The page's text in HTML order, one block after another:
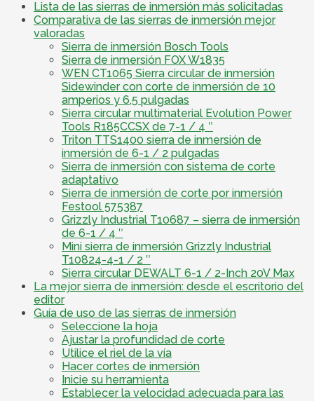
Lista de las sierras de inmersión más solicitadas
Comparativa de las sierras de inmersión mejor
valoradas
Sierra de inmersión Bosch Tools
Sierra de inmersión FOX W1835
WEN CT1065 Sierra circular de inmersión
Sidewinder con corte de inmersión de 10
amperios y 6,5 pulgadas
Sierra circular multimaterial Evolution Power
Tools R185CCSX de 7-1 / 4 ″
Triton TTS1400 sierra de inmersión de
inmersión de 6-1 / 2 pulgadas
Sierra de inmersión con sistema de corte
adaptativo
Sierra de inmersión de corte por inmersión
Festool 575387
Grizzly Industrial T10687 – sierra de inmersión
de 6-1 / 4 ″
Mini sierra de inmersión Grizzly Industrial
T10824-4-1 / 2 ″
Sierra circular DEWALT 6-1 / 2-Inch 20V Max
La mejor sierra de inmersión: desde el escritorio del
editor
Guía de uso de las sierras de inmersión
Seleccione la hoja
Ajustar la profundidad de corte
Utilice el riel de la vía
Hacer cortes de inmersión
Inicie su herramienta
Establecer la velocidad adecuada para las